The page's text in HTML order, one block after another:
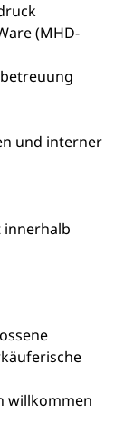
(MHD-
und interner
innerhalb
willkommen